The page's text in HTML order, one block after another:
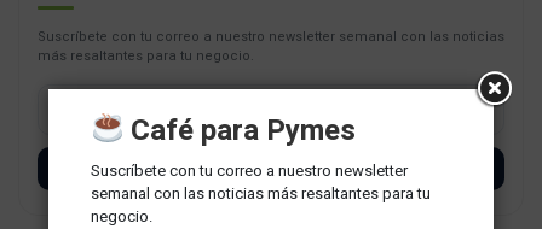
Suscríbete con tu correo a nuestro newsletter semanal con las noticias
más resaltantes para tu negocio.
SUSCRÍBETE
Café para Pymes
Suscríbete con tu correo a nuestro newsletter
semanal con las noticias más resaltantes para tu
negocio.